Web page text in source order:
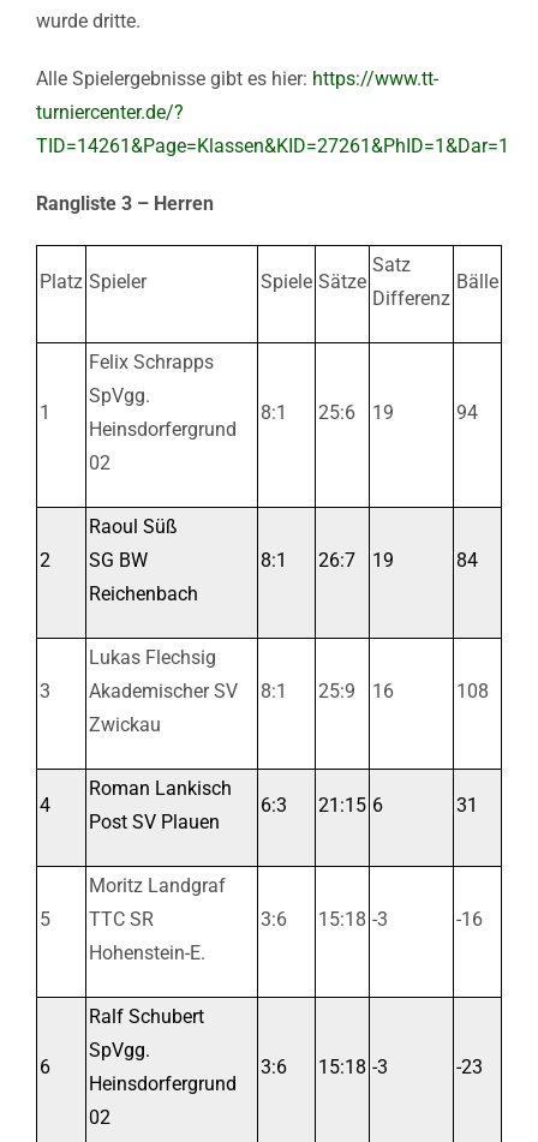
wurde dritte.
Alle Spielergebnisse gibt es hier: https://www.tt-
turniercenter.de/?
TID=14261&Page=Klassen&KID=27261&PhID=1&Dar=1
Rangliste 3 – Herren
Platz Spieler Spiele Sätze
Satz
Differenz
Bälle
1
Felix Schrapps
SpVgg.
Heinsdorfergrund
02
8:1 25:6 19 94
2
Raoul Süß
SG BW
Reichenbach
8:1 26:7 19 84
3
Lukas Flechsig
Akademischer SV
Zwickau
8:1 25:9 16 108
4
Roman Lankisch
Post SV Plauen
6:3 21:15 6 31
5
Moritz Landgraf
TTC SR
Hohenstein-E.
3:6 15:18 -3 -16
6
Ralf Schubert
SpVgg.
Heinsdorfergrund
02
3:6 15:18 -3 -23